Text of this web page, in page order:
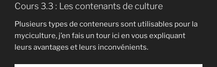
Cours 3.3 : Les contenants de culture
Plusieurs types de conteneurs sont utilisables pour la
myciculture, j’en fais un tour ici en vous expliquant
leurs avantages et leurs inconvénients.